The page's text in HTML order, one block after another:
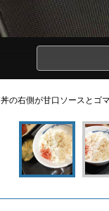
丼の右側が甘口ソースとゴ